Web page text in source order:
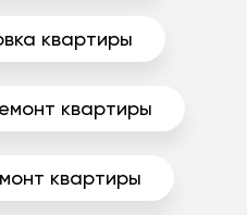
квартиры
квартиры
квартиры